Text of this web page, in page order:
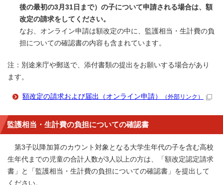
後の最初の3月31日まで）の子について申請される場合は、額
改定の請求をしてください。
なお、オンライン申請は額改定の中に、監護相当・生計費の負
担についての確認書の内容も含まれています。
注：別途来庁や郵送で、添付書類の提出をお願いする場合があり
ます。
額改定の請求および届出（オンライン申請） （外部リンク）
監護相当・生計費の負担についての確認書
第3子以降加算のカウント対象となる大学生年代の子を含む高校
生年代までの児童の合計人数が3人以上の方は、「額改定認定請求
書」と「監護相当・生計費の負担についての確認書」を提出して
ください。